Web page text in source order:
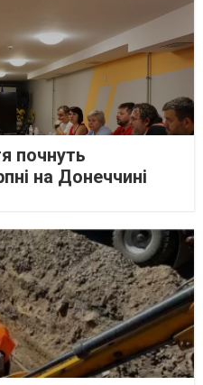
почнуть
на Донеччині